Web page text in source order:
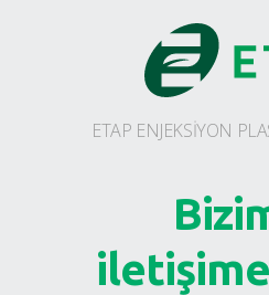
ETAP ENJEKSİYON